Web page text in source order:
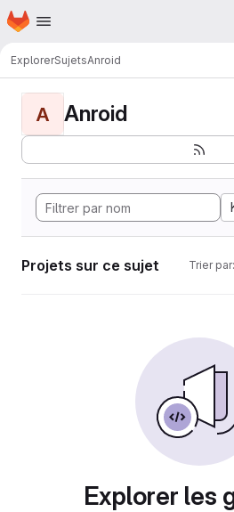
Passer au contenu principal
Page d'accueil
ExplorerSujetsAnroid
A Anroid
Projets sur ce sujet Trier par:
Explorer les